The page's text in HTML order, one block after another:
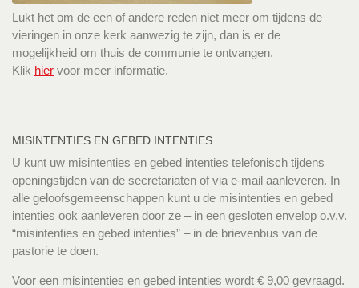
Lukt het om de een of andere reden niet meer om tijdens de
vieringen in onze kerk aanwezig te zijn, dan is er de
mogelijkheid om thuis de communie te ontvangen.
Klik hier voor meer informatie.
MISINTENTIES EN GEBED INTENTIES
U kunt uw misintenties en gebed intenties telefonisch tijdens
openingstijden van de secretariaten of via e-mail aanleveren. In
alle geloofsgemeenschappen kunt u de misintenties en gebed
intenties ook aanleveren door ze – in een gesloten envelop o.v.v.
“misintenties en gebed intenties” – in de brievenbus van de
pastorie te doen.
Voor een misintenties en gebed intenties wordt € 9,00 gevraagd.